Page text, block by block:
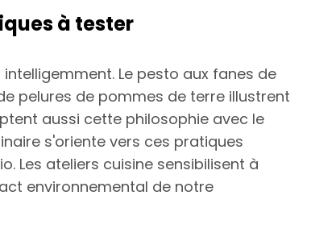
à tester
Le pesto aux fanes de
pelures de pommes de terre illustrent
aussi cette philosophie avec le
s'oriente vers ces pratiques
Les ateliers cuisine sensibilisent à
environnemental de notre